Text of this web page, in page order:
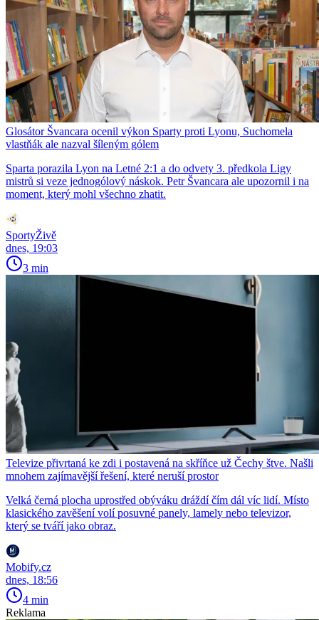
Glosátor Švancara ocenil výkon Sparty proti Lyonu, Suchomela
vlastňák ale nazval šíleným gólem
Sparta porazila Lyon na Letné 2:1 a do odvety 3. předkola Ligy
mistrů si veze jednogólový náskok. Petr Švancara ale upozornil i na
moment, který mohl všechno zhatit.
SportyŽivě
dnes, 19:03
3 min
Televize přivrtaná ke zdi i postavená na skříňce už Čechy štve. Našli
mnohem zajímavější řešení, které neruší prostor
Velká černá plocha uprostřed obýváku dráždí čím dál víc lidí. Místo
klasického zavěšení volí posuvné panely, lamely nebo televizor,
který se tváří jako obraz.
Mobify.cz
dnes, 18:56
4 min
Reklama